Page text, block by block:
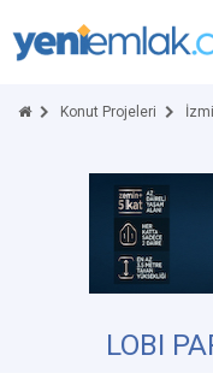
Konut Projeleri
LOBI